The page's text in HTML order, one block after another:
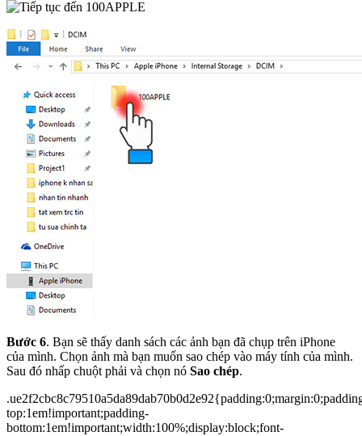
Bước 6. Bạn sẽ thấy danh sách các ảnh bạn đã chụp trên iPhone
của mình. Chọn ảnh mà bạn muốn sao chép vào máy tính của mình.
Sau đó nhấp chuột phải và chọn nó Sao chép.
top:1em!important;padding-
bottom:1em!important;width:100%;display:block;font-